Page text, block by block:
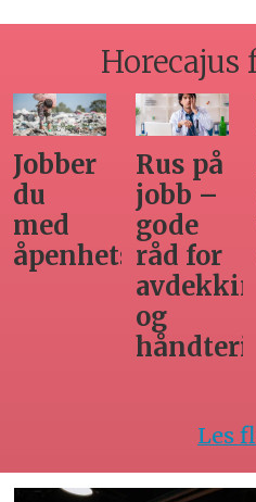
Horecajus
Arbeidsgivers
ved
oppsigelse
Gode
råd for
Les